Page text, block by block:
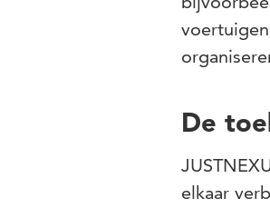
De
elkaar